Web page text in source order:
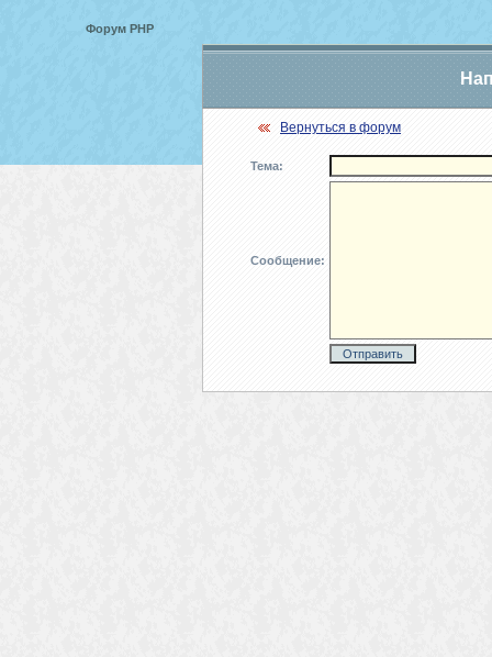
Форум PHP
Вернуться в форум
Тема:
Сообщение: